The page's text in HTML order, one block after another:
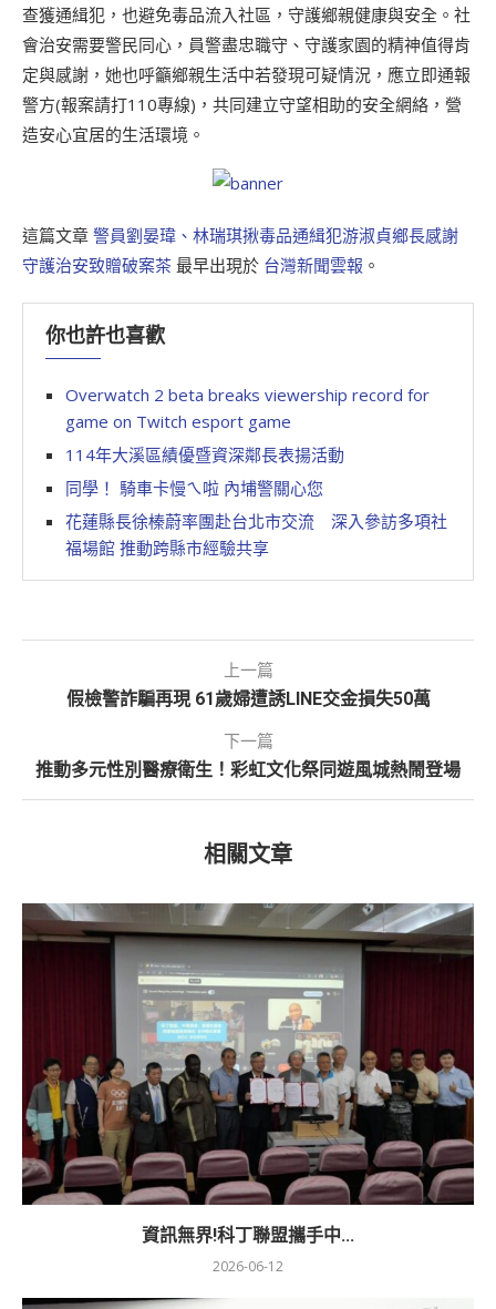
查獲通緝犯，也避免毒品流入社區，守護鄉親健康與安全。社
會治安需要警民同心，員警盡忠職守、守護家園的精神值得肯
定與感謝，她也呼籲鄉親生活中若發現可疑情況，應立即通報
警方(報案請打110專線)，共同建立守望相助的安全網絡，營
造安心宜居的生活環境。
這篇文章 警員劉晏瑋、林瑞琪揪毒品通緝犯游淑貞鄉長感謝
守護治安致贈破案茶 最早出現於 台灣新聞雲報 。
你也許也喜歡
Overwatch 2 beta breaks viewership record for
game on Twitch esport game
114年大溪區績優暨資深鄰長表揚活動
同學！ 騎車卡慢ㄟ啦 內埔警關心您
花蓮縣長徐榛蔚率團赴台北市交流 深入參訪多項社
福場館 推動跨縣市經驗共享
上一篇
假檢警詐騙再現 61歲婦遭誘LINE交金損失50萬
下一篇
推動多元性別醫療衛生！彩虹文化祭同遊風城熱鬧登場
相關文章
資訊無界!科丁聯盟攜手中...
2026-06-12